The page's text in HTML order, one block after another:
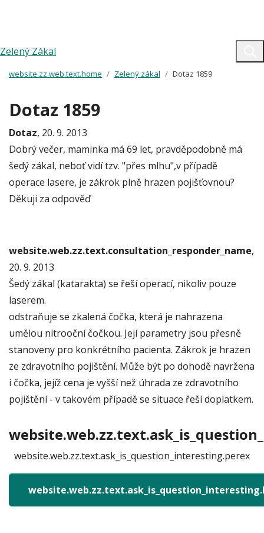
Zelený Zákal
website.zz.web.text.home Zelený zákal Dotaz 1859
Dotaz 1859
Dotaz, 20. 9. 2013
Dobrý večer, maminka má 69 let, pravděpodobně má
šedý zákal, neboť vidí tzv. "přes mlhu",v případě
operace lasere, je zákrok plně hrazen pojišťovnou?
Děkuji za odpověď
website.web.zz.text.consultation_responder_name,
20. 9. 2013
Šedý zákal (katarakta) se řeší operací, nikoliv pouze
laserem.
odstraňuje se zkalená čočka, která je nahrazena
umělou nitrooční čočkou. Její parametry jsou přesně
stanoveny pro konkrétního pacienta. Zákrok je hrazen
ze zdravotního pojištění. Může být po dohodě navržena
i čočka, jejíž cena je vyšší než úhrada ze zdravotního
pojištění - v takovém případě se situace řeší doplatkem.
website.web.zz.text.ask_is_question_interesting.perex